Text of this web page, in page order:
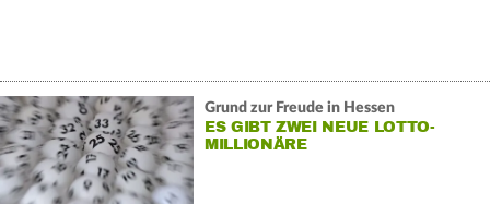
Grund zur Freude in Hessen
ES GIBT ZWEI NEUE LOTTO-
MILLIONÄRE